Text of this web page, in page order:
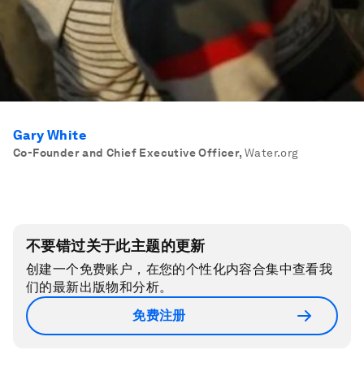
Gary White
Co-Founder and Chief Executive Officer, Water.org
不要错过关于此主题的更新
创建一个免费账户，在您的个性化内容合集中查看我
们的最新出版物和分析。
免费注册